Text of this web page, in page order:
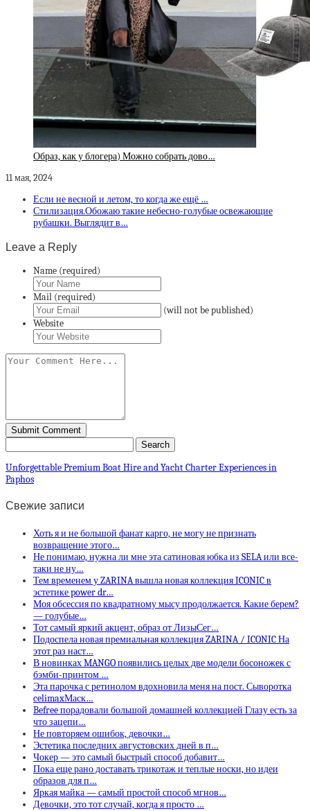
Образ, как у блогера) Можно собрать дово…
11 мая, 2024
Если не весной и летом, то когда же ещё …
Стилизация.Обожаю такие небесно-голубые освежающие
рубашки. Выглядит в…
Leave a Reply
Name (required)
Mail (required)
(will not be published)
Website
Unforgettable Premium Boat Hire and Yacht Charter Experiences in
Paphos
Свежие записи
Хоть я и не большой фанат карго, не могу не признать
возвращение этого…
Не понимаю, нужна ли мне эта сатиновая юбка из SELA или все-
таки не ну…
Тем временем у ZARINA вышла новая коллекция ICONIC в
эстетике power dr…
Моя обсессия по квадратному мысу продолжается. Какие берем?
— голубые…
Тот самый яркий акцент, образ от ЛизыСег…
Подоспела новая премиальная коллекция ZARINA / ICONIC На
этот раз наст…
В новинках MANGO появились целых две модели босоножек с
бэмби-принтом …
Эта парочка с ретинолом вдохновила меня на пост. Сыворотка
celimaxМаск…
Befree порадовали большой домашней коллекцией Глазу есть за
что зацепи…
Не повторяем ошибок, девочки…
Эстетика последних августовских дней в п…
Чокер — это самый быстрый способ добавит…
Пока еще рано доставать трикотаж и теплые носки, но идеи
образов для п…
Яркая майка — самый простой способ мгнов…
Девочки, это тот случай, когда я просто …